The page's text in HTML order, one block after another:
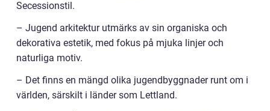
Secessionstil.
– Jugend arkitektur utmärks av sin organiska och
dekorativa estetik, med fokus på mjuka linjer och
naturliga motiv.
– Det finns en mängd olika jugendbyggnader runt om i
världen, särskilt i länder som Lettland.